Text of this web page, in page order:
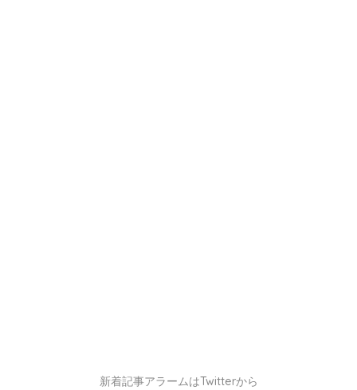
新着記事アラームはTwitterから